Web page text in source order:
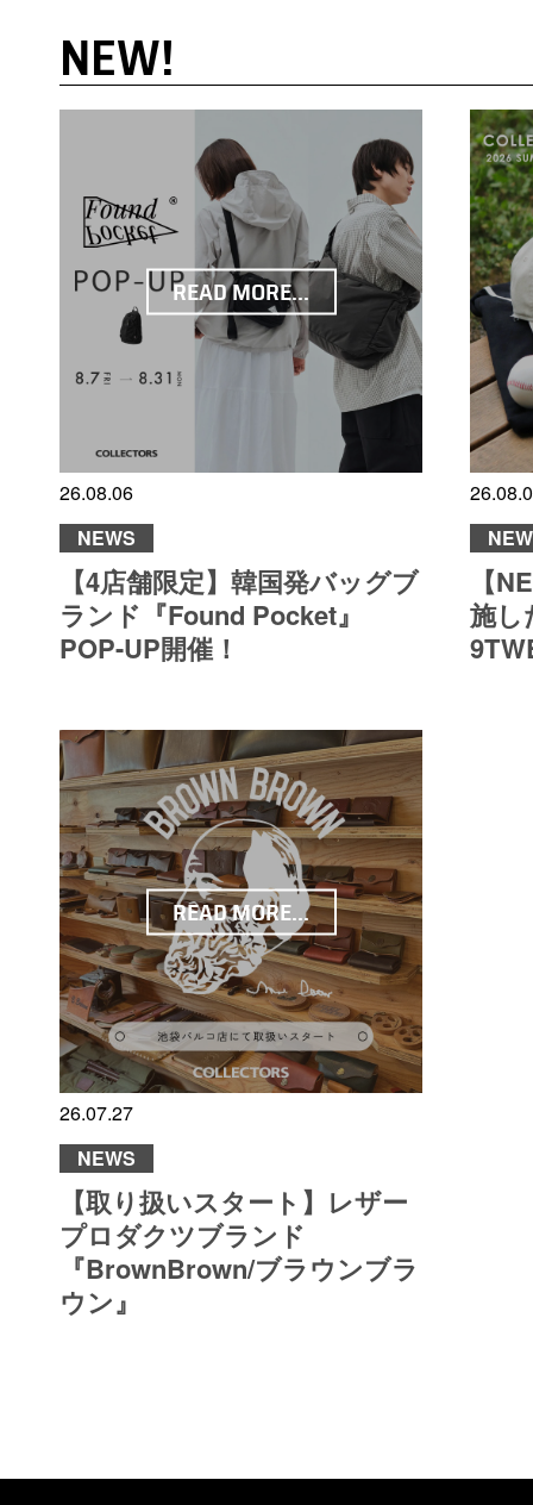
NEW!
READ MORE...
26.08.06
NEWS
【4店舗限定】韓国発バッグブ
ランド『Found Pocket』
POP-UP開催！
【
施し
READ MORE...
26.07.27
NEWS
【取り扱いスタート】レザー
プロダクツブランド
『BrownBrown/ブラウンブラ
ウン』